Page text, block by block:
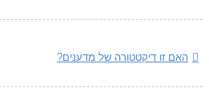
האם זו דיקטטורה של מדענים?